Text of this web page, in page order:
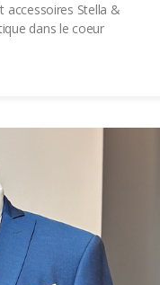
accessoires Stella &
dans le coeur